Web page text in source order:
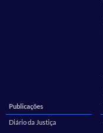
Publicações
Diário da Justiça